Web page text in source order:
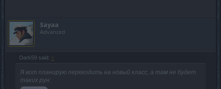
Sayaa
Advanced
Dark59 said: ↑
Я вот планирую переходить на новый класс, а там не будет
таких рун: